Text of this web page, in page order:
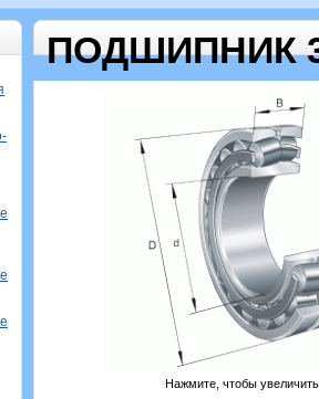
ПОДШИПНИК
Нажмите, чтобы увеличить